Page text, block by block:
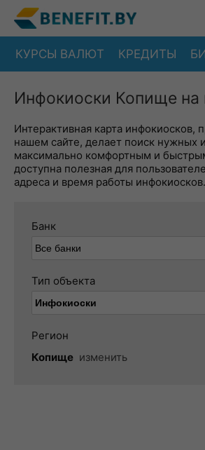
КУРСЫ ВАЛЮТ КРЕДИТЫ
Инфокиоски Копище на
Интерактивная карта инфокиосков,
нашем сайте, делает поиск нужных
максимально комфортным и
доступна полезная для
адреса и время работы инфокиосков.
Банк
Тип объекта
Регион
Копище изменить